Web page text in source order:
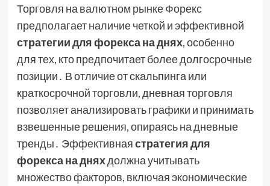
Торговля на валютном рынке Форекс
предполагает наличие четкой и эффективной
стратегии для форекса на днях, особенно
для тех, кто предпочитает более долгосрочные
позиции․ В отличие от скальпинга или
краткосрочной торговли, дневная торговля
позволяет анализировать графики и принимать
взвешенные решения, опираясь на дневные
тренды․ Эффективнаястратегия для
форекса на дняхдолжна учитывать
множество факторов, включая экономические